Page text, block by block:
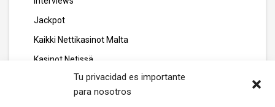
Tu privacidad es importante
para nosotros
Jackpot
Kaikki Nettikasinot Malta
Kasinot Netissä
Kasyno Online
legarage.pt